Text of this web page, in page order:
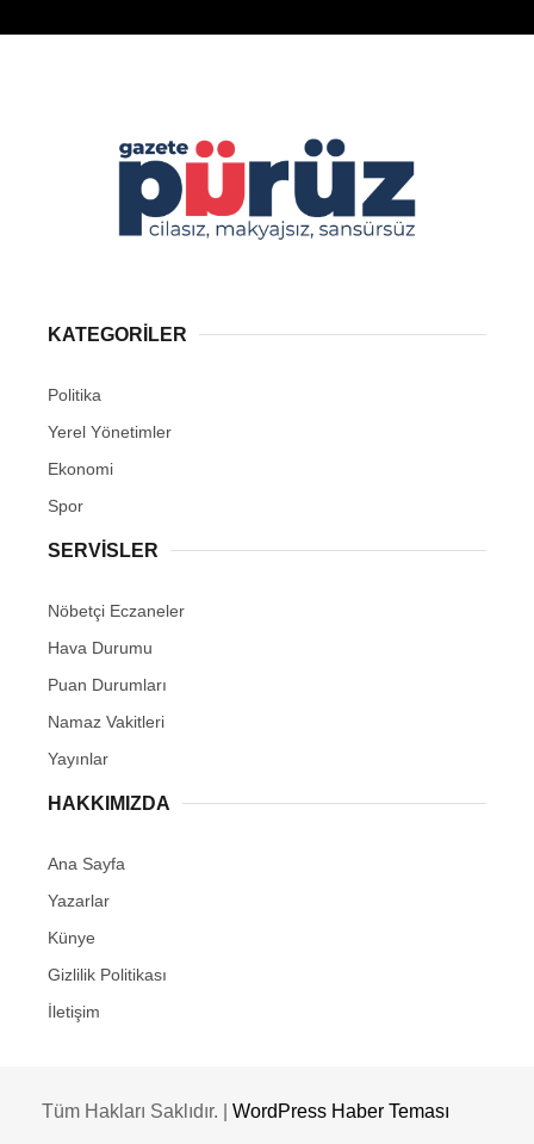
KATEGORİLER
Politika
Yerel Yönetimler
Ekonomi
Spor
SERVİSLER
Nöbetçi Eczaneler
Hava Durumu
Puan Durumları
Namaz Vakitleri
Yayınlar
HAKKIMIZDA
Ana Sayfa
Yazarlar
Künye
Gizlilik Politikası
İletişim
Tüm Hakları Saklıdır. | WordPress Haber Teması